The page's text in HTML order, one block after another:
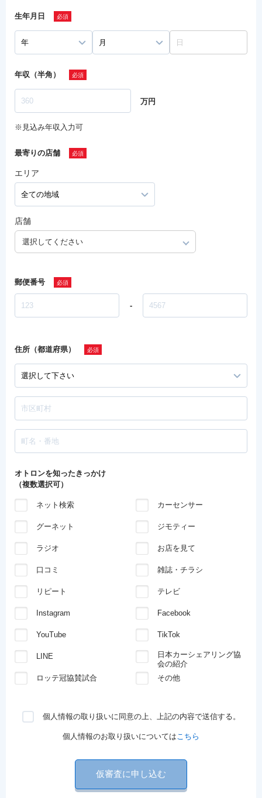
生年月日
年収（半角）
万円
※見込み年収入力可
最寄りの店舗
エリア
店舗
選択してください
郵便番号
-
住所（都道府県）
オトロンを知ったきっかけ
（複数選択可）
ネット検索 カーセンサー
グーネット ジモティー
ラジオ お店を見て
口コミ 雑誌・チラシ
リピート テレビ
Instagram Facebook
YouTube TikTok
LINE
日本カーシェアリング協
会の紹介
ロッテ冠協賛試合
その他
個人情報の取り扱いに同意の上、上記の内容で送信する。
個人情報のお取り扱いについてはこちら
仮審査に申し込む